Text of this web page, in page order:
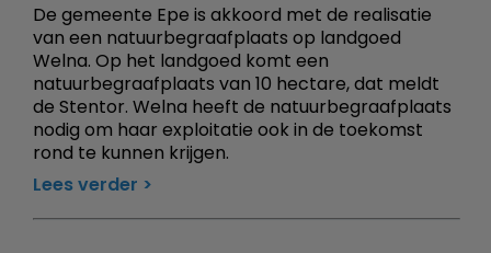
De gemeente Epe is akkoord met de realisatie
van een natuurbegraafplaats op landgoed
Welna. Op het landgoed komt een
natuurbegraafplaats van 10 hectare, dat meldt
de Stentor. Welna heeft de natuurbegraafplaats
nodig om haar exploitatie ook in de toekomst
rond te kunnen krijgen.
Lees verder